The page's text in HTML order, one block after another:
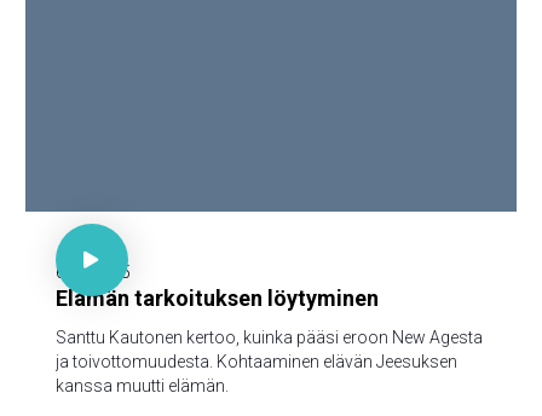
30 minuuttia

6.10.2025
Elämän tarkoituksen löytyminen
Santtu Kautonen kertoo, kuinka pääsi eroon New Agesta
ja toivottomuudesta. Kohtaaminen elävän Jeesuksen
kanssa muutti elämän.